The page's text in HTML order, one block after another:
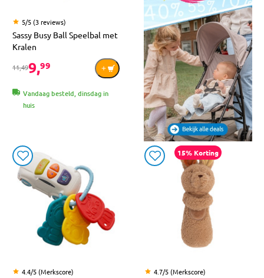
5/5 (3 reviews)
Sassy Busy Ball Speelbal met
Kralen
11,499,99
Vandaag besteld, dinsdag in
huis
4.4/5 (Merkscore)
15% Korting
4.7/5 (Merkscore)